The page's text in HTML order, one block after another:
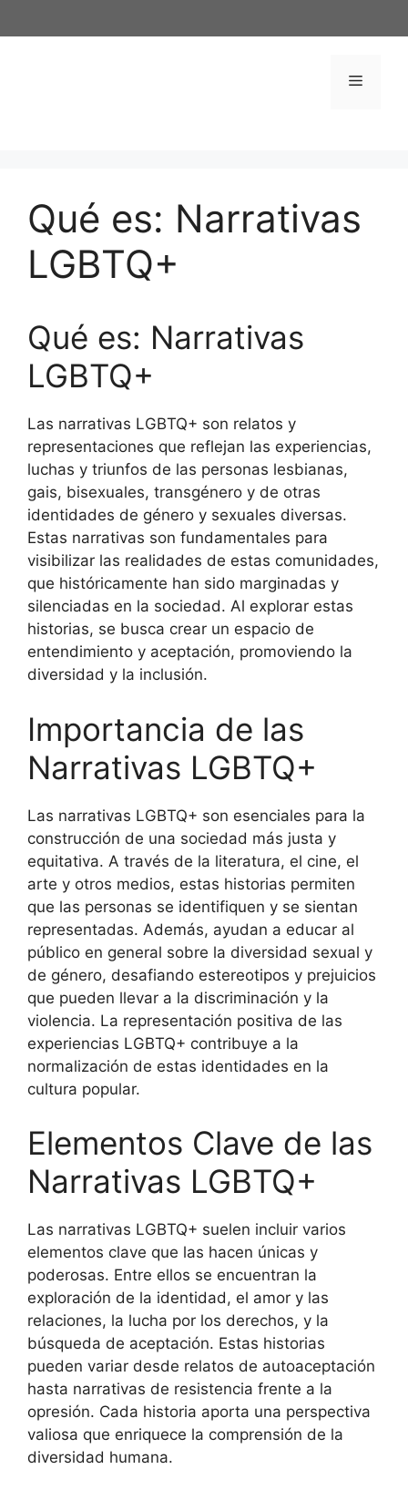
al
Menú
Qué es: Narrativas
LGBTQ+
Qué es: Narrativas
LGBTQ+
Las narrativas LGBTQ+ son relatos y
representaciones que reflejan las experiencias,
luchas y triunfos de las personas lesbianas,
gais, bisexuales, transgénero y de otras
identidades de género y sexuales diversas.
Estas narrativas son fundamentales para
visibilizar las realidades de estas comunidades,
que históricamente han sido marginadas y
silenciadas en la sociedad. Al explorar estas
historias, se busca crear un espacio de
entendimiento y aceptación, promoviendo la
diversidad y la inclusión.
Importancia de las
Narrativas LGBTQ+
Las narrativas LGBTQ+ son esenciales para la
construcción de una sociedad más justa y
equitativa. A través de la literatura, el cine, el
arte y otros medios, estas historias permiten
que las personas se identifiquen y se sientan
representadas. Además, ayudan a educar al
público en general sobre la diversidad sexual y
de género, desafiando estereotipos y prejuicios
que pueden llevar a la discriminación y la
violencia. La representación positiva de las
experiencias LGBTQ+ contribuye a la
normalización de estas identidades en la
cultura popular.
Elementos Clave de las
Narrativas LGBTQ+
Las narrativas LGBTQ+ suelen incluir varios
elementos clave que las hacen únicas y
poderosas. Entre ellos se encuentran la
exploración de la identidad, el amor y las
relaciones, la lucha por los derechos, y la
búsqueda de aceptación. Estas historias
pueden variar desde relatos de autoaceptación
hasta narrativas de resistencia frente a la
opresión. Cada historia aporta una perspectiva
valiosa que enriquece la comprensión de la
diversidad humana.